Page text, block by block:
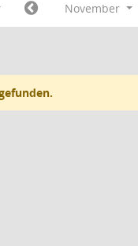
November